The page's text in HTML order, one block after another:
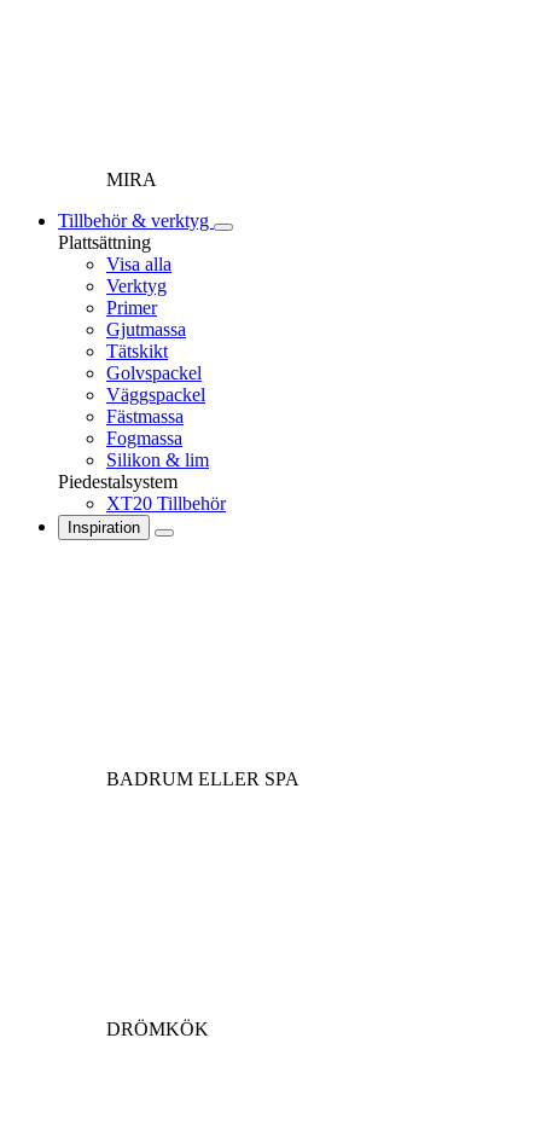
MIRA
Tillbehör & verktyg
Plattsättning
Visa alla
Verktyg
Primer
Gjutmassa
Tätskikt
Golvspackel
Väggspackel
Fästmassa
Fogmassa
Silikon & lim
Piedestalsystem
XT20 Tillbehör
Inspiration
BADRUM ELLER SPA
DRÖMKÖK